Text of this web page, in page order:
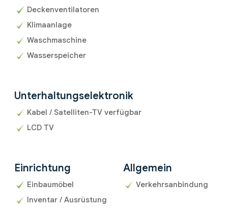
Deckenventilatoren
Klimaanlage
Waschmaschine
Wasserspeicher
Unterhaltungselektronik
Kabel / Satelliten-TV verfügbar
LCD TV
Einrichtung
Einbaumöbel
Inventar / Ausrüstung
Allgemein
Verkehrsanbindung